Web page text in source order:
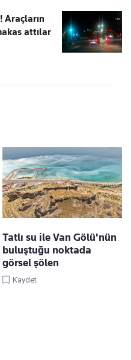
Araçların
attılar
Tatlı su ile Van Gölü'nün
buluştuğu noktada
görsel şölen
Kaydet